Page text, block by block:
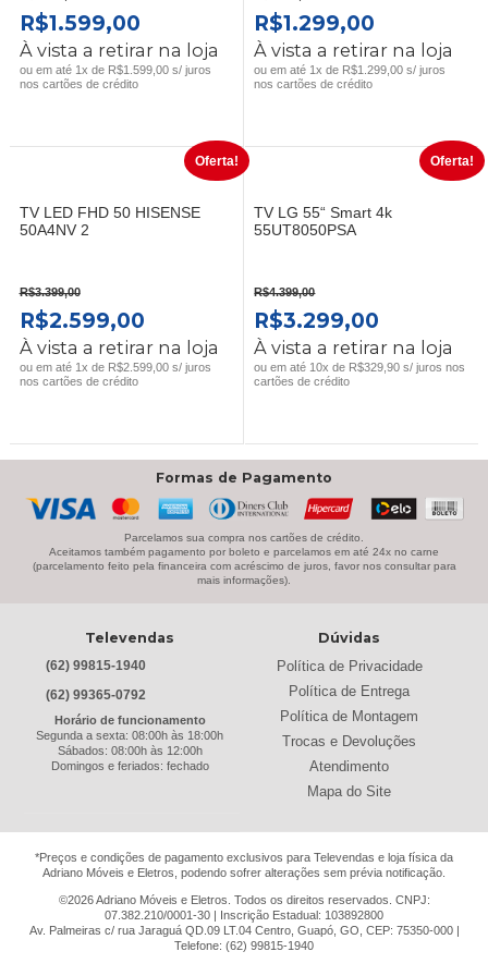
O
PREÇO
ORIGINAL
R$1.599,00O
PREÇO
ATUAL
À vista a retirar na loja
ou em até 1x de R$1.599,00 s/ juros
nos cartões de crédito
O
PREÇO
ORIGINAL
R$1.299,00
PREÇO
ATUAL
À vista a retirar na loja
ou em até 1x de R$1.299,00 s/ juros
nos cartões de crédito
Oferta!
TV LED FHD 50 HISENSE
50A4NV 2
R$3.399,00
O
PREÇO
ORIGINAL
R$2.599,00O
PREÇO
ATUAL
À vista a retirar na loja
ou em até 1x de R$2.599,00 s/ juros
nos cartões de crédito
Oferta!
TV LG 55“ Smart 4k
55UT8050PSA
R$4.399,00
O
PREÇO
ORIGINAL
R$3.299,00
PREÇO
ATUAL
À vista a retirar na loja
ou em até 10x de R$329,90 s/ juros nos
cartões de crédito
Formas de Pagamento
Parcelamos sua compra nos cartões de crédito.
Aceitamos também pagamento por boleto e parcelamos em até 24x no carne
(parcelamento feito pela financeira com acréscimo de juros, favor nos consultar para
mais informações).
Televendas
(62) 99815-1940
(62) 99365-0792
Horário de funcionamento
Segunda a sexta: 08:00h às 18:00h
Sábados: 08:00h às 12:00h
Domingos e feriados: fechado
Dúvidas
Política de Privacidade
Política de Entrega
Política de Montagem
Trocas e Devoluções
Atendimento
Mapa do Site
*Preços e condições de pagamento exclusivos para Televendas e loja física da
Adriano Móveis e Eletros, podendo sofrer alterações sem prévia notificação.
©2026 Adriano Móveis e Eletros. Todos os direitos reservados. CNPJ:
07.382.210/0001-30 | Inscrição Estadual: 103892800
Av. Palmeiras c/ rua Jaraguá QD.09 LT.04 Centro, Guapó, GO, CEP: 75350-000 |
Telefone: (62) 99815-1940